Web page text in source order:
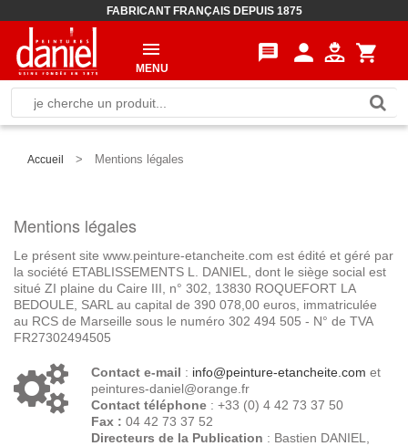
FABRICANT FRANÇAIS DEPUIS 1875
message person shopping_cart
MENU
Accueil > Mentions légales
Mentions légales
Le présent site www.peinture-etancheite.com est édité et géré par
la société ETABLISSEMENTS L. DANIEL, dont le siège social est
situé ZI plaine du Caire III, n° 302, 13830 ROQUEFORT LA
BEDOULE, SARL au capital de 390 078,00 euros, immatriculée
au RCS de Marseille sous le numéro 302 494 505 - N° de TVA
FR27302494505
Contact e-mail : info@peinture-etancheite.com et
peintures-daniel@orange.fr
Contact téléphone : +33 (0) 4 42 73 37 50
Fax : 04 42 73 37 52
Directeurs de la Publication : Bastien DANIEL,